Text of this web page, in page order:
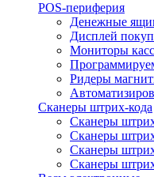
POS-периферия
Денежные
Дисплей
Мониторы
Ридеры
Сканеры штрих-кода
Сканеры
Сканеры
Сканеры
Сканеры